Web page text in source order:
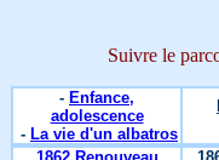
Suivre le
- Enfance,
adolescence
- La vie d'un albatros